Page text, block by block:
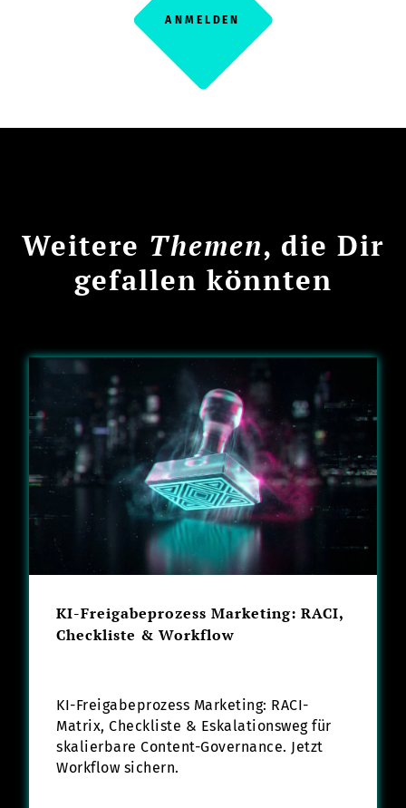
ANMELDEN
Weitere Themen, die Dir
gefallen könnten
KI-Freigabeprozess Marketing: RACI,
Checkliste & Workflow
KI-Freigabeprozess Marketing: RACI-
Matrix, Checkliste & Eskalationsweg für
skalierbare Content-Governance. Jetzt
Workflow sichern.